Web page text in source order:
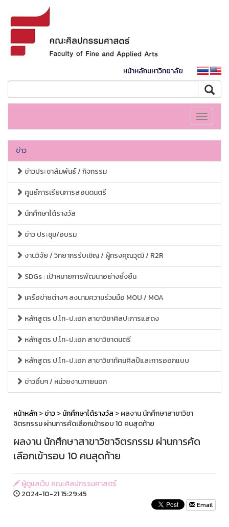
หน้าหลักมหาวิทยาลัย
Toggle
ข่าว
ข่าวประชาสัมพันธ์ / กิจกรรม
ศูนย์การเรียนการสอนดนตรี
นักศึกษาได้รางวัล
ข่าว ประชุม/อบรม
งานวิจัย / วิทยากรรับเชิญ / ผู้ทรงคุณวุฒิ / R2R
SDGs : เป้าหมายการพัฒนาอย่างยั่งยืน
เครือข่ายต่างๆ ลงนามความร่วมมือ MOU / MOA
หลักสูตร ป.โท-ป.เอก สาขาวิชาศิลปะการแสดง
หลักสูตร ป.โท-ป.เอก สาขาวิชาดนตรี
หลักสูตร ป.โท-ป.เอก สาขาวิชาทัศนศิลป์และการออกแบบ
ข่าวอื่นๆ / หน่วยงานภายนอก
หน้าหลัก>ข่าว>นักศึกษาได้รางวัล > ผลงาน นักศึกษาสาขาวิชา
จิตรกรรม ผ่านการคัดเลือกเข้ารอบ 10 คนสุดท้าย
ผลงาน นักศึกษาสาขาวิชาจิตรกรรม ผ่านการคัด
เลือกเข้ารอบ 10 คนสุดท้าย
ผู้ดูแลเว็บ คณะศิลปกรรมศาสตร์
2024-10-21 15:29:45
Email